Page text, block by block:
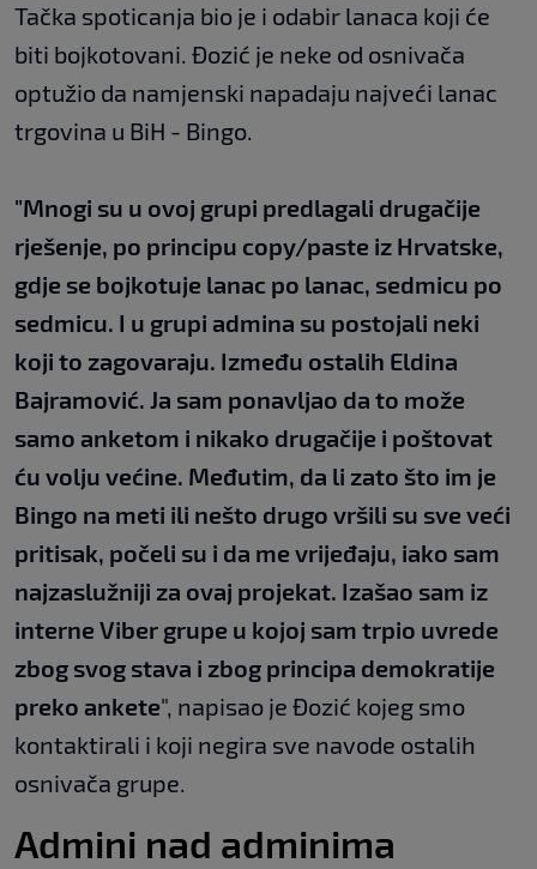
Tačka spoticanja bio je i odabir lanaca koji će
biti bojkotovani. Đozić je neke od osnivača
optužio da namjenski napadaju najveći lanac
trgovina u BiH - Bingo.
"Mnogi su u ovoj grupi predlagali drugačije
rješenje, po principu copy/paste iz Hrvatske,
gdje se bojkotuje lanac po lanac, sedmicu po
sedmicu. I u grupi admina su postojali neki
koji to zagovaraju. Između ostalih Eldina
Bajramović. Ja sam ponavljao da to može
samo anketom i nikako drugačije i poštovat
ću volju većine. Međutim, da li zato što im je
Bingo na meti ili nešto drugo vršili su sve veći
pritisak, počeli su i da me vrijeđaju, iako sam
najzaslužniji za ovaj projekat. Izašao sam iz
interne Viber grupe u kojoj sam trpio uvrede
zbog svog stava i zbog principa demokratije
preko ankete", napisao je Đozić kojeg smo
kontaktirali i koji negira sve navode ostalih
osnivača grupe.
Admini nad adminima